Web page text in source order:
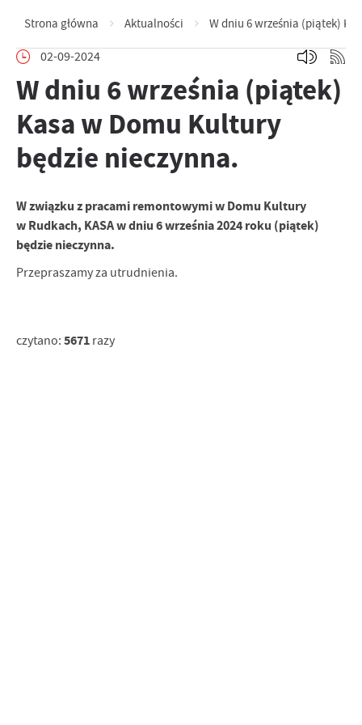
Strona główna Aktualności W dniu 6 września (piątek)
02-09-2024
W dniu 6 września (piątek)
Kasa w Domu Kultury
będzie nieczynna.
W związku z pracami remontowymi w Domu Kultury
w Rudkach, KASA w dniu 6 września 2024 roku (piątek)
będzie nieczynna.
Przepraszamy za utrudnienia.
czytano: 5671 razy